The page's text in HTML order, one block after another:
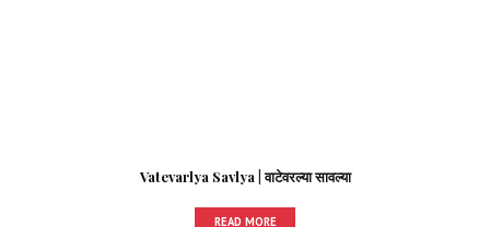
Vatevarlya Savlya | वाटेवरल्या सावल्या
READ MORE